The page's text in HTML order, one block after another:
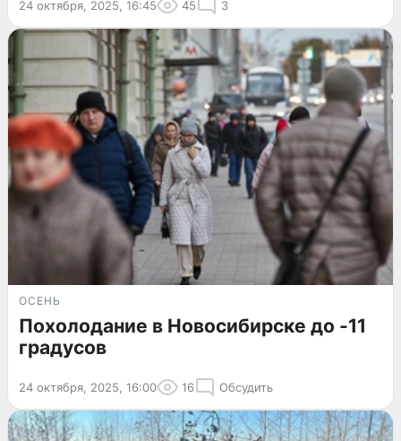
24 октября, 2025, 16:45 45 3
ОСЕНЬ
Похолодание в Новосибирске до -11
градусов
24 октября, 2025, 16:00 16 Обсудить